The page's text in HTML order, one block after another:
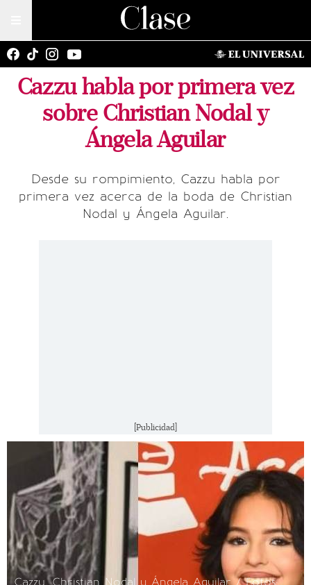
Cazzu habla por primera vez
sobre Christian Nodal y
Ángela Aguilar
Desde su rompimiento, Cazzu habla por
primera vez acerca de la boda de Christian
Nodal y Ángela Aguilar.
[Publicidad]
Cazzu, Christian Nodal y Ángela Aguilar / Fotos: